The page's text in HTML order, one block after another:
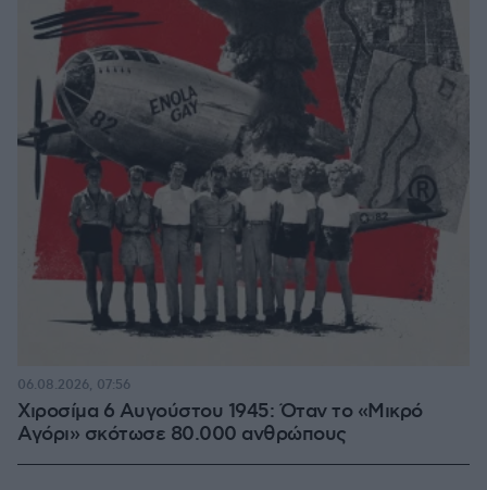
Χιροσίμα 6 Αυγούστου 1945: Όταν το «Μικρό
Αγόρι» σκότωσε 80.000 ανθρώπους
06.08.2026, 07:56